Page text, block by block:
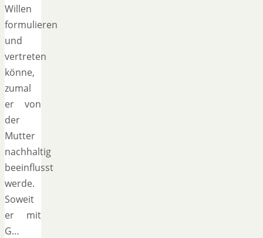
Willen
formulieren
und
vertreten
könne,
zumal
er von
der
Mutter
nachhaltig
beeinflusst
werde.
Soweit
er mit
G…